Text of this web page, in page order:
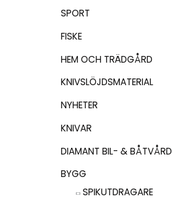
SPORT
FISKE
HEM OCH TRÄDGÅRD
KNIVSLÖJDSMATERIAL
NYHETER
KNIVAR
DIAMANT BIL- & BÅTVÅRD
BYGG
SPIKUTDRAGARE